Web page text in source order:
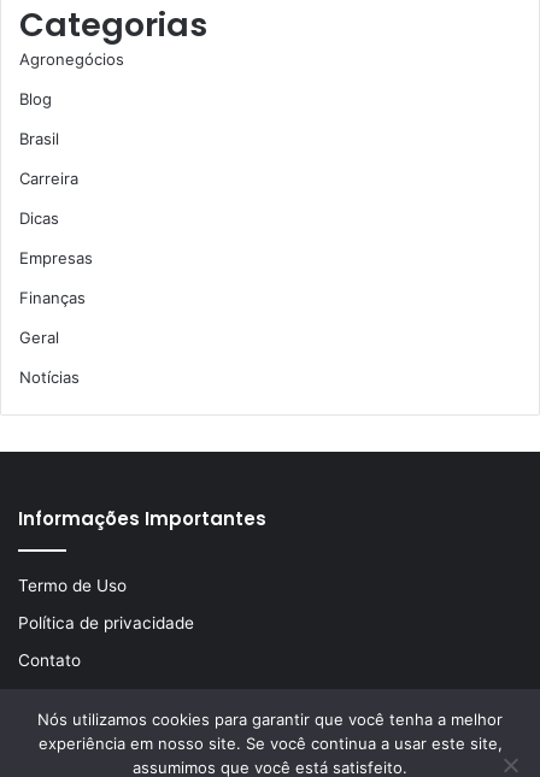
Categorias
Agronegócios
Blog
Brasil
Carreira
Dicas
Empresas
Finanças
Geral
Notícias
Informações Importantes
Termo de Uso
Política de privacidade
Contato
© Copyright 2026, Todos os direitos reservados | Desenvolvido
Nós utilizamos cookies para garantir que você tenha a melhor
experiência em nosso site. Se você continua a usar este site,
assumimos que você está satisfeito.